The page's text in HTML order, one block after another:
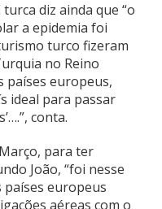
diz ainda que “o
a epidemia foi
turco fizeram
no Reino
países europeus,
ideal para passar
conta.
para ter
João, “foi nesse
europeus
aéreas com o